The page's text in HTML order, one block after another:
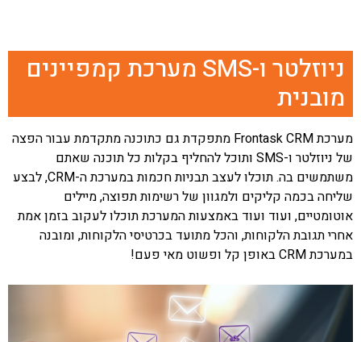
ניוזלטר ו-SMS מערכת קמפיינים
מובנית
מערכת Frontask CRM מתפקדת גם כתוכנה מתקדמת עבור הפצה
של ניוזלטר ו-SMS ותוכל להחליף בקלות כל תוכנה שאתם
משתמשים בה. תוכלו לעצב תבניות חכמות במערכת ה-CRM, לבצע
שליחה בכמה קליקים ולמגוון של רשימות תפוצה, מיילים
אוטומטיים, ועוד ועוד באמצעות המערכת תוכלו לעקוב בזמן אמת
אחרי תגובת הלקוחות, והכל מתועד בכרטיסי הלקוחות, ומובנה
במערכת CRM באופן קל ופשוט מאי פעם!